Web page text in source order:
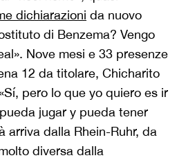
dichiarazioni da nuovo
di Benzema? Vengo
Nove mesi e 33 presenze
12 da titolare, Chicharito
pero lo que yo quiero es ir
jugar y pueda tener
arriva dalla Rhein-Ruhr, da
diversa dalla